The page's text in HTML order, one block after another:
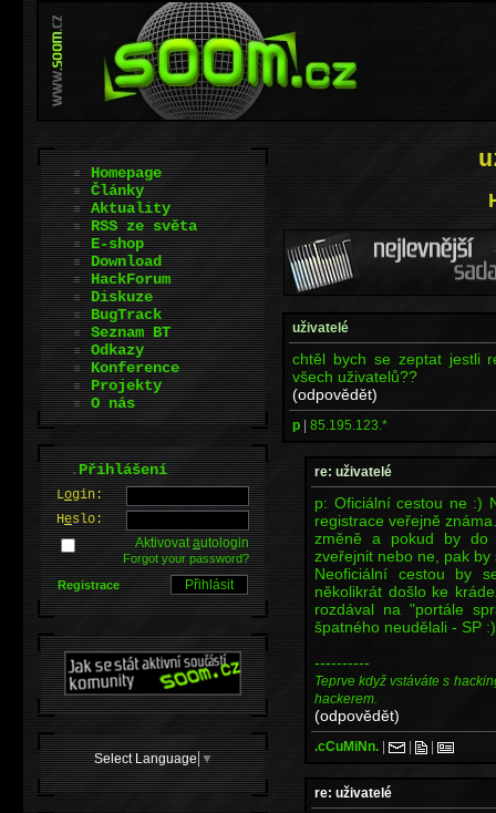
uživatelé
chtěl bych se zeptat jestli
všech uživatelů??
(odpovědět)
p | 85.195.123.*
re: uživatelé
p: Oficiální cestou ne :)
registrace veřejně
změně a pokud by do
zveřejnit nebo ne, pak
Neoficiální cestou by
několikrát došlo ke
rozdával na "portále
špatného neudělali - SP :)
----------
Teprve když vstáváte s
hackerem.
(odpovědět)
.cCuMiNn. | | |
re: uživatelé
Homepage
Články
Aktuality
RSS ze světa
E-shop
Download
HackForum
Diskuze
BugTrack
Seznam BT
Odkazy
Konference
Projekty
O nás
.Přihlášení
Login:
Heslo:
Aktivovatautologin
Forgot your password?
Registrace
Select Language ▼